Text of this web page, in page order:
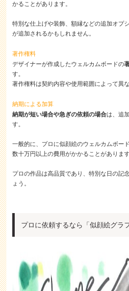
かることがあります。
特別な仕上げや装飾、額縁などの追加オプ
が追加されるかもしれません。
著作権料
デザイナーが作成したウェルカムボードの
す。
著作権料は契約内容や使用範囲によって異な
納期による加算
納期が短い場合や急ぎの依頼の場合は、追
す。
一般的に、プロに似顔絵のウェルカムボー
数十万円以上の費用がかかることがあります
プロの作品は高品質であり、特別な日の記
ょう。
プロに依頼するなら「似顔絵グラ